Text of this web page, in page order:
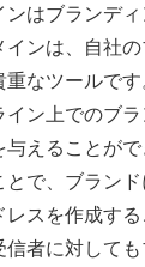
ンはブランデ
ンは、自社
重なツールで
ン上でのブ
与えることが
とで、ブラン
レスを作成す
信者に対して